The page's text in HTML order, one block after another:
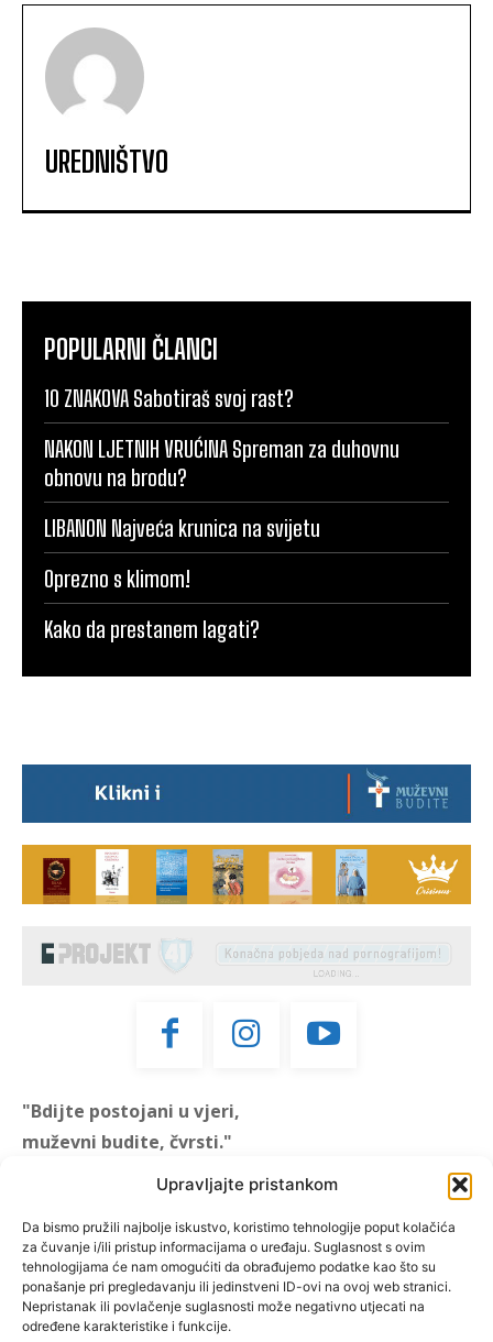
Upravljajte pristankom
Da bismo pružili najbolje iskustvo, koristimo tehnologije poput kolačića
za čuvanje i/ili pristup informacijama o uređaju. Suglasnost s ovim
tehnologijama će nam omogućiti da obrađujemo podatke kao što su
ponašanje pri pregledavanju ili jedinstveni ID-ovi na ovoj web stranici.
Nepristanak ili povlačenje suglasnosti može negativno utjecati na
određene karakteristike i funkcije.
UREDNIŠTVO
POPULARNI ČLANCI
10 ZNAKOVA Sabotiraš svoj rast?
NAKON LJETNIH VRUĆINA Spreman za duhovnu
obnovu na brodu?
LIBANON Najveća krunica na svijetu
Oprezno s klimom!
Kako da prestanem lagati?
"Bdijte postojani u vjeri,
muževni budite, čvrsti."
"Muževni budite" prvi je
hrvatski portal za katoličke
muškarce koji pokušava
reafirmirati u današnje
vrijeme itekako narušen